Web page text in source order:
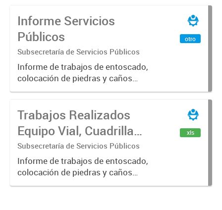
Informe Servicios
Públicos
Subsecretaría de Servicios Públicos
Informe de trabajos de entoscado,
colocación de piedras y caños
(zanjeo - cruce de calles) Informe
construcción, colocación de tapa
registro, reparación...
otro
Trabajos Realizados
Equipo Vial, Cuadrilla
Bacheo, Servicio
Eléctrico - Noviembre
2021
Subsecretaría de Servicios Públicos
Informe de trabajos de entoscado,
colocación de piedras y caños
(zanjeo - cruce de calles) Informe
xls